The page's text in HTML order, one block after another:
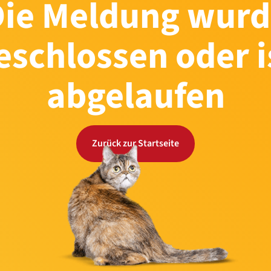
Meldung
oder
abgelaufen
Zurück zur Startseite